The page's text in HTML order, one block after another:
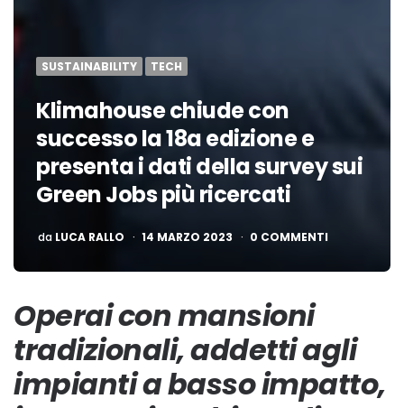
SUSTAINABILITY TECH
Klimahouse chiude con
successo la 18a edizione e
presenta i dati della survey sui
Green Jobs più ricercati
PUBBLICATO
da LUCA RALLO 14 MARZO 2023 0 COMMENTI
Operai con mansioni
tradizionali, addetti agli
impianti a basso impatto,